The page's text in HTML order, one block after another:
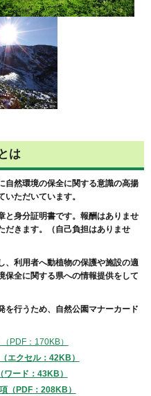
は
自然環境の保全に関する意識の高揚
ただいています。
と身分証明書です。報酬はありませ
だきます。（自己負担はありませ
、利用者へ動植物の保護や施設の適
保全に関する県への情報提供をして
を行うため、自然公園マナーカード
（PDF：170KB）
エクセル：42KB）
ード：43KB）
（PDF：208KB）